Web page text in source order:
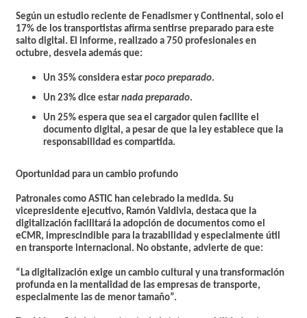
Según un estudio reciente de Fenadismer y Continental, solo el
17% de los transportistas afirma sentirse preparado para este
salto digital. El informe, realizado a 750 profesionales en
octubre, desvela además que:
Un 35% considera estar poco preparado.
Un 23% dice estar nada preparado.
Un 25% espera que sea el cargador quien facilite el
documento digital, a pesar de que la ley establece que la
responsabilidad es compartida.
Oportunidad para un cambio profundo
Patronales como ASTIC han celebrado la medida. Su
vicepresidente ejecutivo, Ramón Valdivia, destaca que la
digitalización facilitará la adopción de documentos como el
eCMR, imprescindible para la trazabilidad y especialmente útil
en transporte internacional. No obstante, advierte de que:
“La digitalización exige un cambio cultural y una transformación
profunda en la mentalidad de las empresas de transporte,
especialmente las de menor tamaño”.